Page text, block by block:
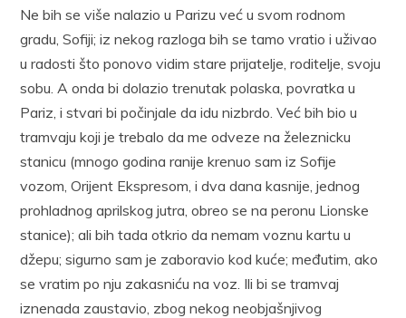
Ne bih se više nalazio u Parizu već u svom rodnom
gradu, Sofiji; iz nekog razloga bih se tamo vratio i uživao
u radosti što ponovo vidim stare prijatelje, roditelje, svoju
sobu. A onda bi dolazio trenutak polaska, povratka u
Pariz, i stvari bi počinjale da idu nizbrdo. Već bih bio u
tramvaju koji je trebalo da me odveze na železnicku
stanicu (mnogo godina ranije krenuo sam iz Sofije
vozom, Orijent Ekspresom, i dva dana kasnije, jednog
prohladnog aprilskog jutra, obreo se na peronu Lionske
stanice); ali bih tada otkrio da nemam voznu kartu u
džepu; sigurno sam je zaboravio kod kuće; međutim, ako
se vratim po nju zakasniću na voz. Ili bi se tramvaj
iznenada zaustavio, zbog nekog neobjašnjivog